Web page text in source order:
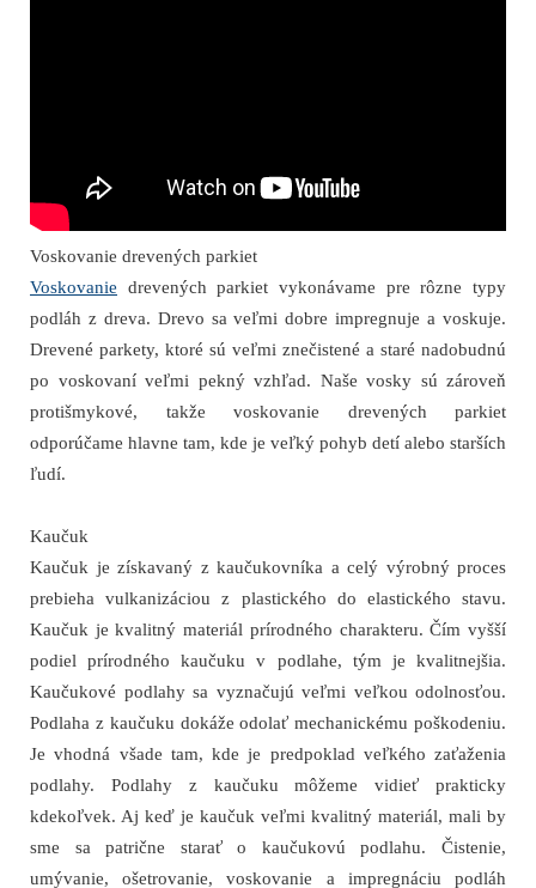
Voskovanie drevených parkiet
Voskovanie drevených parkiet vykonávame pre rôzne typy
podláh z dreva. Drevo sa veľmi dobre impregnuje a voskuje.
Drevené parkety, ktoré sú veľmi znečistené a staré nadobudnú
po voskovaní veľmi pekný vzhľad. Naše vosky sú zároveň
protišmykové, takže voskovanie drevených parkiet
odporúčame hlavne tam, kde je veľký pohyb detí alebo starších
ľudí.
Kaučuk
Kaučuk je získavaný z kaučukovníka a celý výrobný proces
prebieha vulkanizáciou z plastického do elastického stavu.
Kaučuk je kvalitný materiál prírodného charakteru. Čím vyšší
podiel prírodného kaučuku v podlahe, tým je kvalitnejšia.
Kaučukové podlahy sa vyznačujú veľmi veľkou odolnosťou.
Podlaha z kaučuku dokáže odolať mechanickému poškodeniu.
Je vhodná všade tam, kde je predpoklad veľkého zaťaženia
podlahy. Podlahy z kaučuku môžeme vidieť prakticky
kdekoľvek. Aj keď je kaučuk veľmi kvalitný materiál, mali by
sme sa patrične starať o kaučukovú podlahu. Čistenie,
umývanie, ošetrovanie, voskovanie a impregnáciu podláh